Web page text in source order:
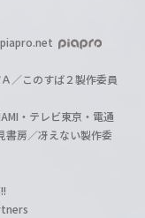
／このすば２製作委員
・テレビ東京・電通
書房／冴えない製作委